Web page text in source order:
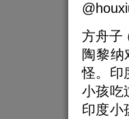
方舟子
陶黎
怪。印
小孩吃
印度小